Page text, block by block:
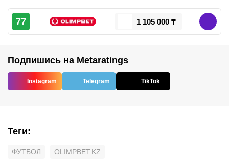
77 1 105 000 ₸
Подпишись на Metaratings
Instagram Telegram TikTok
Теги:
ФУТБОЛ OLIMPBET.KZ